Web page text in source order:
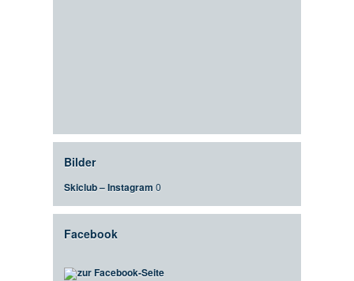
Bilder
Skiclub – Instagram 0
Facebook
zur Facebook-Seite